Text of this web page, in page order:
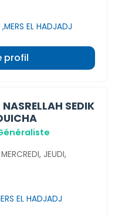
EL HADJADJ
profil
SEDIK
JEUDI,
EL HADJADJ